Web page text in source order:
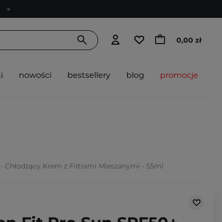
0,00 zł
nowości bestsellery blog promocje
Chłodzący Krem z Filtrami Mieszanymi - 55ml